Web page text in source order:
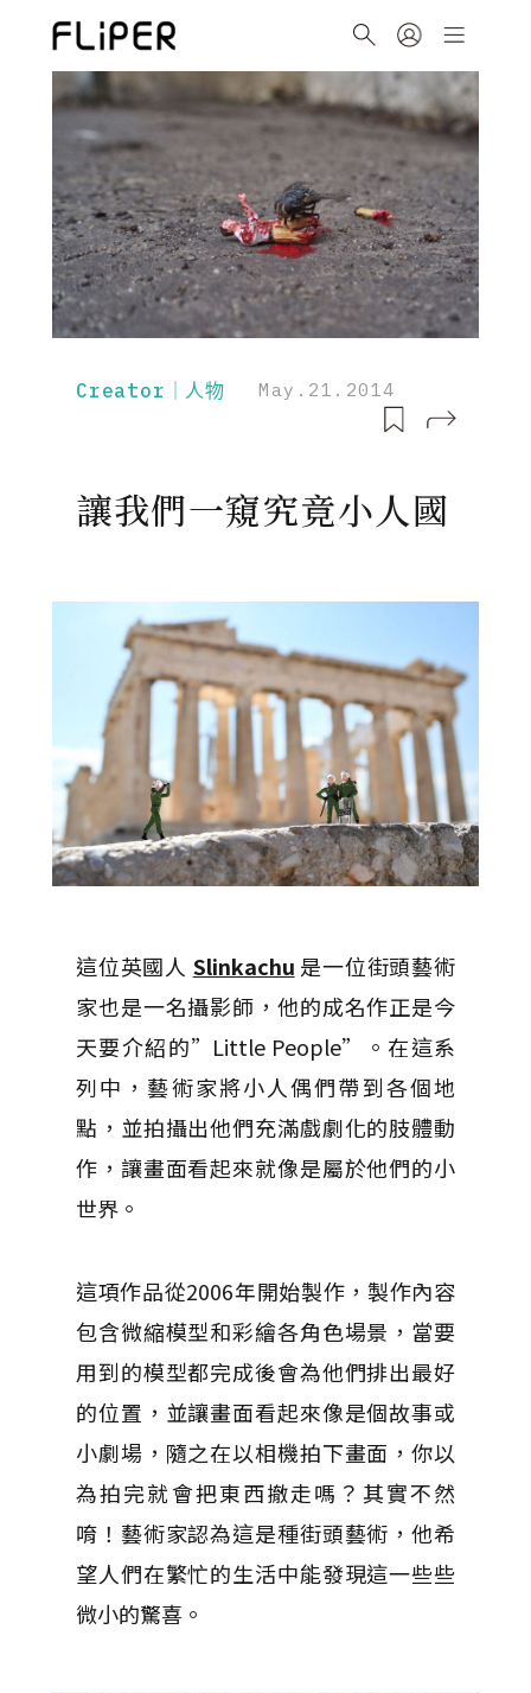
Creator｜人物 May.21.2014
讓我們一窺究竟小人國
這位英國人 Slinkachu 是一位街頭藝術
家也是一名攝影師，他的成名作正是今
天要介紹的”Little People”。在這系
列中，藝術家將小人偶們帶到各個地
點，並拍攝出他們充滿戲劇化的肢體動
作，讓畫面看起來就像是屬於他們的小
世界。
這項作品從2006年開始製作，製作內容
包含微縮模型和彩繪各角色場景，當要
用到的模型都完成後會為他們排出最好
的位置，並讓畫面看起來像是個故事或
小劇場，隨之在以相機拍下畫面，你以
為拍完就會把東西撤走嗎？其實不然
唷！藝術家認為這是種街頭藝術，他希
望人們在繁忙的生活中能發現這一些些
微小的驚喜。